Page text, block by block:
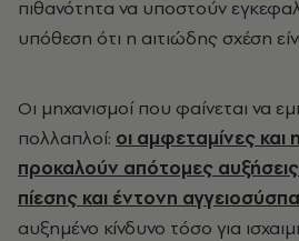
πιθανότητα να υποστούν
υπόθεση ότι η αιτιώδης σχέση
Οι μηχανισμοί που φαίνεται να
πολλαπλοί: οι αμφεταμίνες και
προκαλούν απότομες
πίεσης και έντονη
αυξημένο κίνδυνο τόσο για